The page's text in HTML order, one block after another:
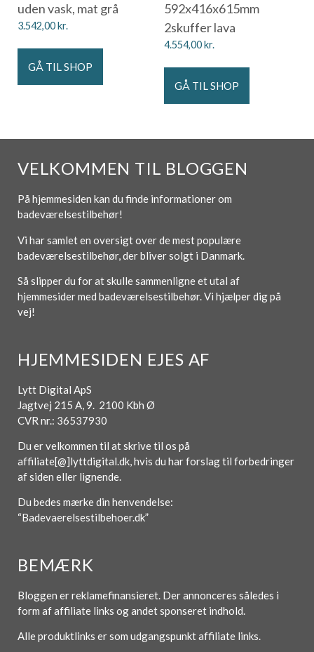
uden vask, mat grå
3.542,00kr.
GÅ TIL SHOP
592x416x615mm
2skuffer lava
4.554,00kr.
GÅ TIL SHOP
VELKOMMEN TIL BLOGGEN
På hjemmesiden kan du finde informationer om
badeværelsestilbehør!
Vi har samlet en oversigt over de mest populære
badeværelsestilbehør, der bliver solgt i Danmark.
Så slipper du for at skulle sammenligne et utal af
hjemmesider med badeværelsestilbehør. Vi hjælper dig på
vej!
HJEMMESIDEN EJES AF
Lytt Digital ApS
Jagtvej 215 A, 9. 2100 Kbh Ø
CVR nr.: 36537930
Du er velkommen til at skrive til os på
affiliate[@]lyttdigital.dk, hvis du har forslag til forbedringer
af siden eller lignende.
Du bedes mærke din henvendelse:
“Badevaerelsestilbehoer.dk”
BEMÆRK
Bloggen er reklamefinansieret. Der annonceres således i
form af affiliate links og andet sponseret indhold.
Alle produktlinks er som udgangspunkt affiliate links.